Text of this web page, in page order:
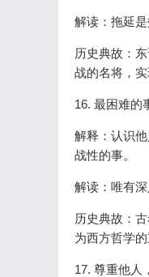
解读：拖延
历史典故：
战的名将，实
16. 最困难的
解释：认识
战性的事。
解读：唯有
历史典故：
为西方哲学的
17. 尊重他人